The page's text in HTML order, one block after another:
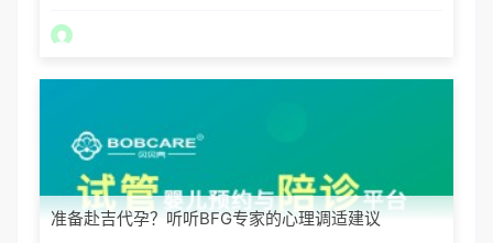
准备赴吉代孕？听听BFG专家的心理调适建议